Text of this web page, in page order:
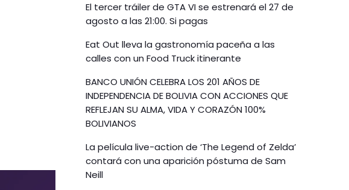
El tercer tráiler de GTA VI se estrenará el 27 de
agosto a las 21:00. Si pagas
Eat Out lleva la gastronomía paceña a las
calles con un Food Truck itinerante
BANCO UNIÓN CELEBRA LOS 201 AÑOS DE
INDEPENDENCIA DE BOLIVIA CON ACCIONES QUE
REFLEJAN SU ALMA, VIDA Y CORAZÓN 100%
BOLIVIANOS
La película live-action de ‘The Legend of Zelda’
contará con una aparición póstuma de Sam
Neill